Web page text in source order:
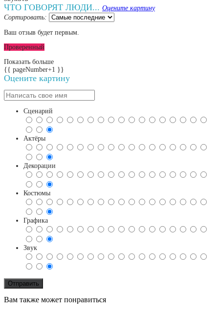
ЧТО ГОВОРЯТ ЛЮДИ... Оцените картину
Сортировать:
Ваш отзыв будет первым.
Проверенный
Показать больше
{{ pageNumber+1 }}
Оцените картину
Сценарий
Актёры
Декорации
Костюмы
Графика
Звук
Вам также может понравиться